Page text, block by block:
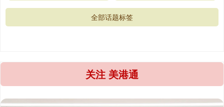
全部话题标签
关注 美港通